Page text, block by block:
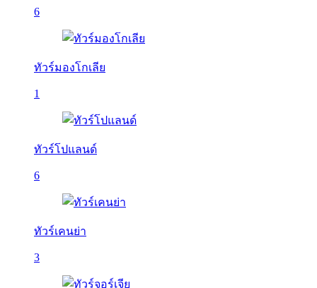
6
ทัวร์มองโกเลีย
1
ทัวร์โปแลนด์
6
ทัวร์เคนย่า
3